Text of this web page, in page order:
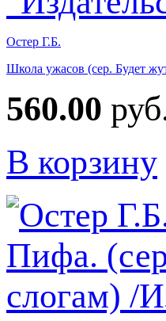
Остер Г.Б.
Школа ужасов (сер. Будет
560.00
В корзину